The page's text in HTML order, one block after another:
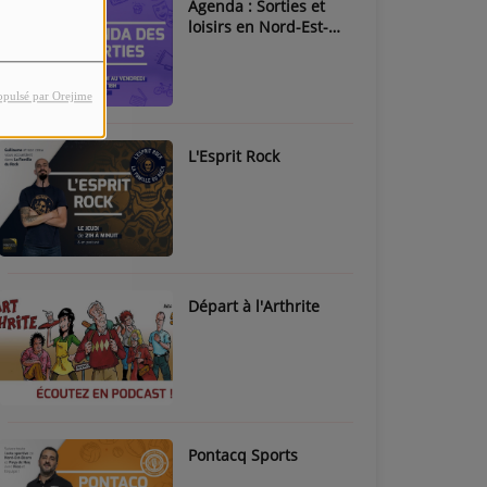
par Orejime
Agenda : Sorties et
loisirs en Nord-Est-
L'Esprit Rock
Départ à l'Arthrite
Pontacq Sports